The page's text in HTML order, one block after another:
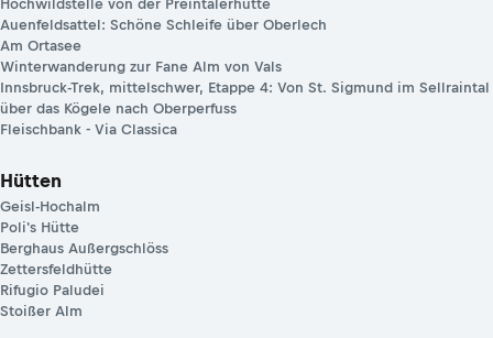
Hochwildstelle von der Preintalerhütte
Auenfeldsattel: Schöne Schleife über Oberlech
Am Ortasee
Winterwanderung zur Fane Alm von Vals
Innsbruck-Trek, mittelschwer, Etappe 4: Von St. Sigmund im Sellraintal
über das Kögele nach Oberperfuss
Fleischbank - Via Classica
Hütten
Geisl-Hochalm
Poli's Hütte
Berghaus Außergschlöss
Zettersfeldhütte
Rifugio Paludei
Stoißer Alm